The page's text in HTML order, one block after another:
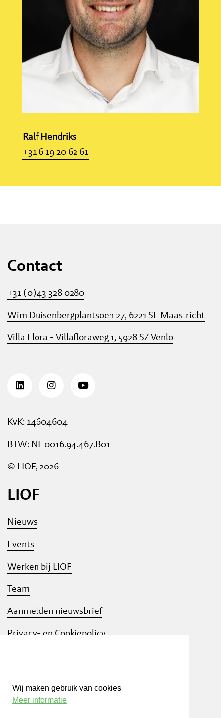
Wij maken gebruik van cookies
Meer informatie
Ralf Hendriks
+31 6 19 20 62 61
Contact
+31 (0)43 328 0280
Wim Duisenbergplantsoen 27, 6221 SE Maastricht
Villa Flora - Villafloraweg 1, 5928 SZ Venlo
KvK: 14604604
BTW: NL 0016.94.467.B01
© LIOF, 2026
LIOF
Nieuws
Events
Werken bij LIOF
Team
Aanmelden nieuwsbrief
Privacy- en Cookiepolicy